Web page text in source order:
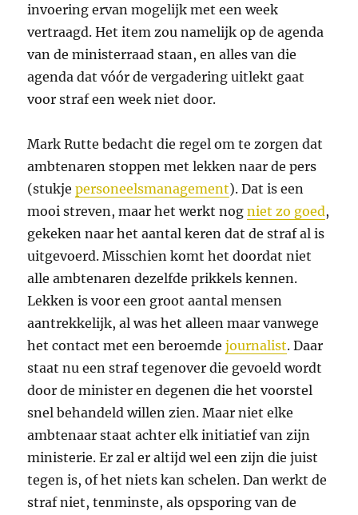
invoering ervan mogelijk met een week
vertraagd. Het item zou namelijk op de agenda
van de ministerraad staan, en alles van die
agenda dat vóór de vergadering uitlekt gaat
voor straf een week niet door.
Mark Rutte bedacht die regel om te zorgen dat
ambtenaren stoppen met lekken naar de pers
(stukjepersoneelsmanagement). Dat is een
mooi streven, maar het werkt nogniet zo goed,
gekeken naar het aantal keren dat de straf al is
uitgevoerd. Misschien komt het doordat niet
alle ambtenaren dezelfde prikkels kennen.
Lekken is voor een groot aantal mensen
aantrekkelijk, al was het alleen maar vanwege
het contact met een beroemdejournalist. Daar
staat nu een straf tegenover die gevoeld wordt
door de minister en degenen die het voorstel
snel behandeld willen zien. Maar niet elke
ambtenaar staat achter elk initiatief van zijn
ministerie. Er zal er altijd wel een zijn die juist
tegen is, of het niets kan schelen. Dan werkt de
straf niet, tenminste, als opsporing van de